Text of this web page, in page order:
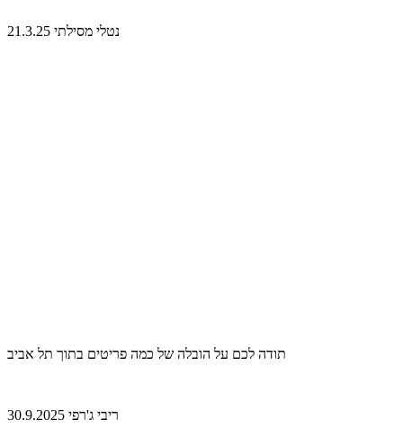
נטלי מסילתי 21.3.25
תודה לכם על הובלה של כמה פריטים בתוך תל אביב
ריבי ג'רפי 30.9.2025